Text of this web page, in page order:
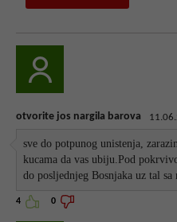
otvorite jos nargila barova
sve do potpunog unistenja,
kucama da vas ubiju.Pod
do posljednjeg Bosnjaka uz tal
4 0